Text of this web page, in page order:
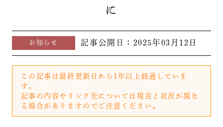
に
お知らせ 記事公開日： 2025年03月12日
この記事は最終更新日から1年以上経過していま
す。
記事の内容やリンク先については現在と状況が異な
る場合がありますのでご注意ください。